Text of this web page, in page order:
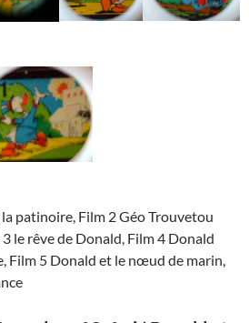
patinoire, Film 2 Géo Trouvetou
le rêve de Donald, Film 4 Donald
Film 5 Donald et le nœud de marin,